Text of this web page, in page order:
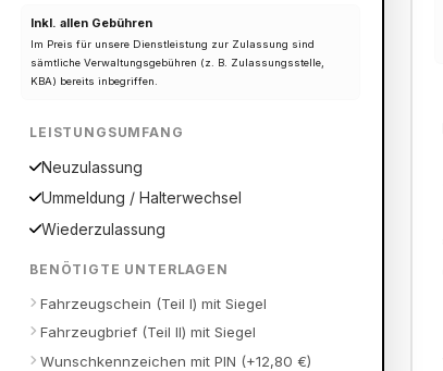
Inkl. allen Gebühren
Im Preis für unsere Dienstleistung zur Zulassung sind
sämtliche Verwaltungsgebühren (z. B. Zulassungsstelle,
KBA) bereits inbegriffen.
LEISTUNGSUMFANG
Neuzulassung
Ummeldung / Halterwechsel
Wiederzulassung
BENÖTIGTE UNTERLAGEN
Fahrzeugschein (Teil I) mit Siegel
Fahrzeugbrief (Teil II) mit Siegel
Wunschkennzeichen mit PIN (+12,80 €)